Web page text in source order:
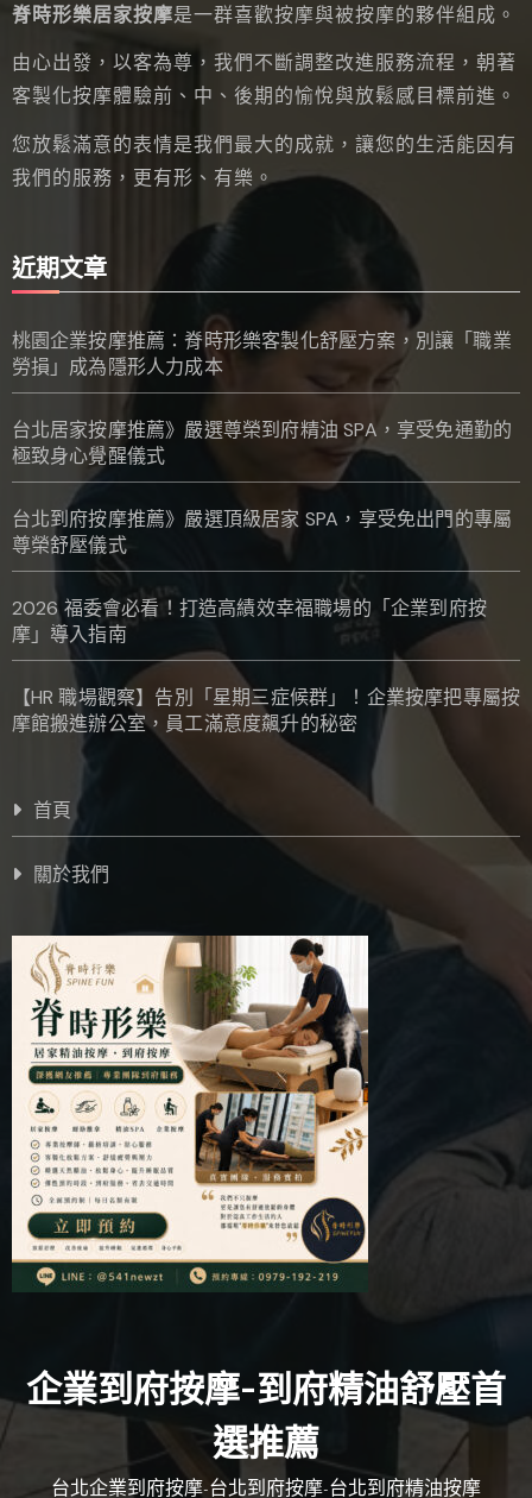
脊時形樂居家按摩是一群喜歡按摩與被按摩的夥伴組成。
由心出發，以客為尊，我們不斷調整改進服務流程，朝著
客製化按摩體驗前、中、後期的愉悅與放鬆感目標前進。
您放鬆滿意的表情是我們最大的成就，讓您的生活能因有
我們的服務，更有形、有樂。
近期文章
桃園企業按摩推薦：脊時形樂客製化舒壓方案，別讓「職業
勞損」成為隱形人力成本
台北居家按摩推薦》嚴選尊榮到府精油 SPA，享受免通勤的
極致身心覺醒儀式
台北到府按摩推薦》嚴選頂級居家 SPA，享受免出門的專屬
尊榮舒壓儀式
2026 福委會必看！打造高績效幸福職場的「企業到府按
摩」導入指南
【HR 職場觀察】告別「星期三症候群」！企業按摩把專屬按
摩館搬進辦公室，員工滿意度飆升的秘密
首頁
關於我們
企業到府按摩-到府精油舒壓首
選推薦
台北企業到府按摩-台北到府按摩-台北到府精油按摩